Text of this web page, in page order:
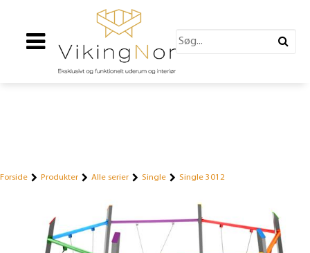
Forside Produkter Alle serier Single Single 3012